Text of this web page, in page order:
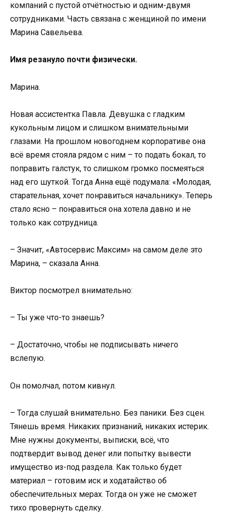
компаний с пустой отчётностью и одним-двумя
сотрудниками. Часть связана с женщиной по имени
Марина Савельева.
Имя резануло почти физически.
Марина.
Новая ассистентка Павла. Девушка с гладким
кукольным лицом и слишком внимательными
глазами. На прошлом новогоднем корпоративе она
всё время стояла рядом с ним – то подать бокал, то
поправить галстук, то слишком громко посмеяться
над его шуткой. Тогда Анна ещё подумала: «Молодая,
старательная, хочет понравиться начальнику». Теперь
стало ясно – понравиться она хотела давно и не
только как сотрудница.
– Значит, «Автосервис Максим» на самом деле это
Марина, – сказала Анна.
Виктор посмотрел внимательно:
– Ты уже что-то знаешь?
– Достаточно, чтобы не подписывать ничего
вслепую.
Он помолчал, потом кивнул.
– Тогда слушай внимательно. Без паники. Без сцен.
Тянешь время. Никаких признаний, никаких истерик.
Мне нужны документы, выписки, всё, что
подтвердит вывод денег или попытку вывести
имущество из-под раздела. Как только будет
материал – готовим иск и ходатайство об
обеспечительных мерах. Тогда он уже не сможет
тихо провернуть сделку.